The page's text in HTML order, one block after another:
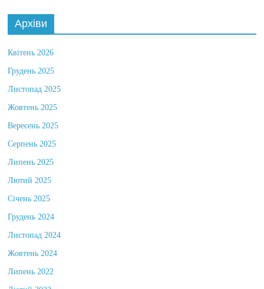
Архіви
Квітень 2026
Грудень 2025
Листопад 2025
Жовтень 2025
Вересень 2025
Серпень 2025
Липень 2025
Лютий 2025
Січень 2025
Грудень 2024
Листопад 2024
Жовтень 2024
Липень 2022